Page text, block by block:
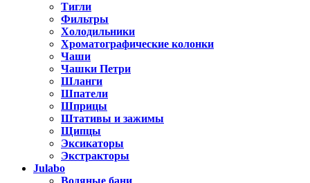
Тигли
Фильтры
Холодильники
Хроматографические колонки
Чаши
Чашки Петри
Шланги
Шпатели
Шприцы
Штативы и зажимы
Щипцы
Эксикаторы
Экстракторы
Julabo
Водяные бани